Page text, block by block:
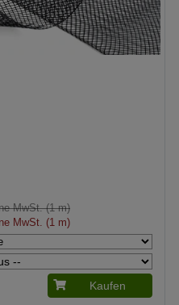
MwSt. (1 m)
MwSt. (1 m)
Kaufen